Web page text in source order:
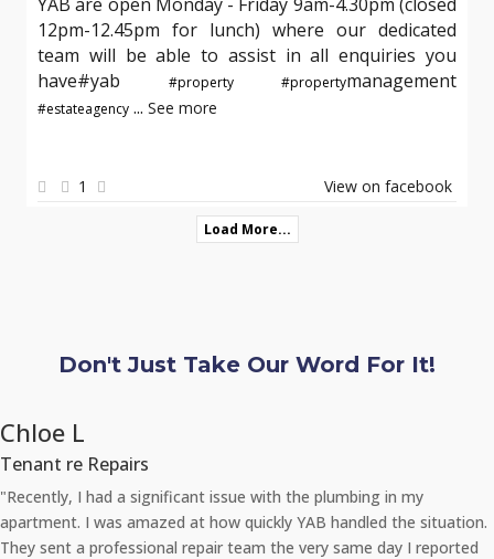
12pm-12.45pm for lunch) where our dedicated
team will be able to assist in all enquiries you
have#yab
#property #propertymanagement
#estateagency ... See more
1 View on facebook
Load More...
Don't Just Take Our Word For It!
Chloe L
Tenant re Repairs
"Recently, I had a significant issue with the plumbing in my
apartment. I was amazed at how quickly YAB handled the situation.
They sent a professional repair team the very same day I reported